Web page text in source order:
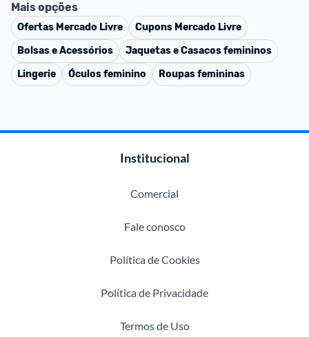
Mais opções
Ofertas Mercado Livre Cupons Mercado Livre
Bolsas e Acessórios
Jaquetas e Casacos femininos
Lingerie
Óculos feminino Roupas femininas
Institucional
Comercial
Fale conosco
Política de Cookies
Política de Privacidade
Termos de Uso